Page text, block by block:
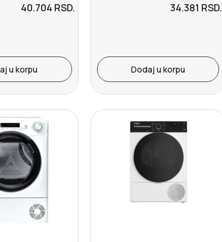
40.704 RSD.
u korpu
34.381 RSD.
Dodaj u korpu